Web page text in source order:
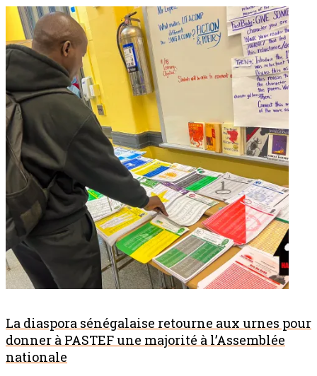
La diaspora sénégalaise retourne aux urnes pour
donner à PASTEF une majorité à l’Assemblée
nationale